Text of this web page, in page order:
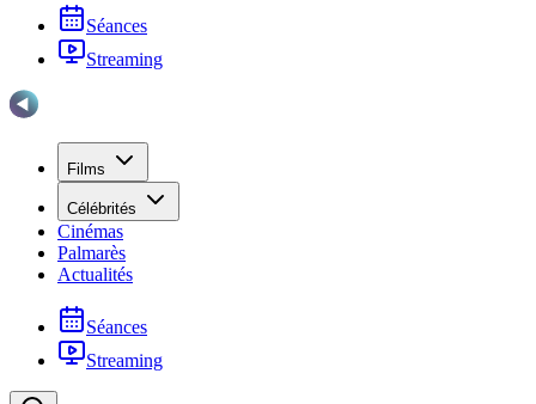
Séances
Streaming
Films
Célébrités
Cinémas
Palmarès
Actualités
Séances
Streaming